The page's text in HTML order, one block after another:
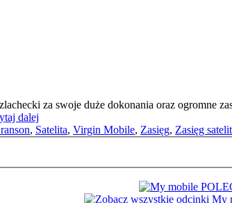
za swoje duże dokonania oraz ogromne
dalej
, Satelita, Virgin Mobile, Zasięg, Zasięg